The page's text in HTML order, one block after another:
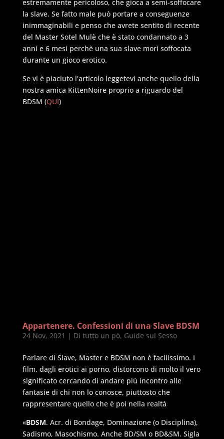
estremamente pericoloso, che gioca a semi-soffocare
la slave. Se fatto male può portare a conseguenze
inimmaginabili e penso che avrete sentito di recente
del Master Sotel Mulè che è stato condannato a 3
anni e 6 mesi perchè una sua slave morì soffocata
durante un gioco erotico.
Se vi è piaciuto l'articolo leggetevi anche quello della
nostra amica KittenNoire proprio a riguardo del
BDSM (QUI)
Appartenere. Confessioni di una Slave BDSM
24 Nov, 2021 | Di tutto un pò, Guide sul Sesso
Parlare di Slave, Master e BDSM non è facilissimo. I
film, dagli erotici ai porno, distorcono di molto il vero
significato cercando di andare più incontro alle
fantasie di chi non lo conosce, piuttosto che
rappresentare quello che è poi nella realtà
«BDSM. Acr. di Bondage, Dominazione (o Disciplina),
Sadismo, Masochismo. Anche BD/SM o BD&SM. Sigla